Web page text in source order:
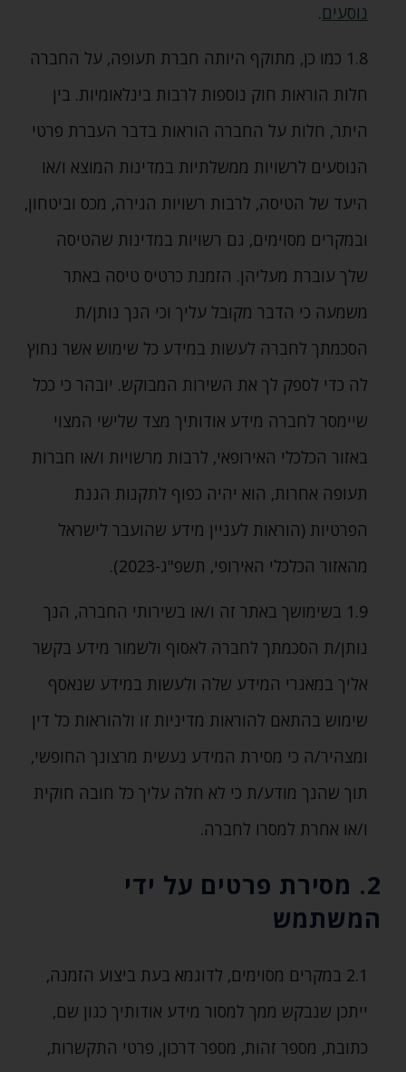
נוסעים.
1.8 כמו כן‚ מתוקף היותה חברת תעופה‚ על החברה
חלות הוראות חוק נוספות לרבות בינלאומיות. בין
היתר‚ חלות על החברה הוראות בדבר העברת פרטי
הנוסעים לרשויות ממשלתיות במדינות המוצא ו/או
היעד של הטיסה‚ לרבות רשויות הגירה‚ מכס וביטחון‚
ובמקרים מסוימים‚ גם רשויות במדינות שהטיסה
שלך עוברת מעליהן. הזמנת כרטיס טיסה באתר
משמעה כי הדבר מקובל עליך וכי הנך נותן/ת
הסכמתך לחברה לעשות במידע כל שימוש אשר נחוץ
לה כדי לספק לך את השירות המבוקש. יובהר כי ככל
שיימסר לחברה מידע אודותיך מצד שלישי המצוי
באזור הכלכלי האירופאי‚ לרבות מרשויות ו/או חברות
תעופה אחרות‚ הוא יהיה כפוף לתקנות הגנת
הפרטיות (הוראות לעניין מידע שהועבר לישראל
מהאזור הכלכלי האירופי‚ תשפ"ג-2023).
1.9 בשימושך באתר זה ו/או בשירותי החברה‚ הנך
נותן/ת הסכמתך לחברה לאסוף ולשמור מידע בקשר
אליך במאגרי המידע שלה ולעשות במידע שנאסף
שימוש בהתאם להוראות מדיניות זו ולהוראות כל דין
ומצהיר/ה כי מסירת המידע נעשית מרצונך החופשי‚
תוך שהנך מודע/ת כי לא חלה עליך כל חובה חוקית
ו/או אחרת למסרו לחברה.
2. מסירת פרטים על ידי
המשתמש
2.1 במקרים מסוימים‚ לדוגמא בעת ביצוע הזמנה‚
ייתכן שנבקש ממך למסור מידע אודותיך כגון שם‚
כתובת‚ מספר זהות‚ מספר דרכון‚ פרטי התקשרות‚